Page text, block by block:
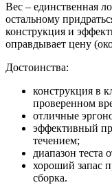
Вес – единственная
остальному
конструкция и
оправдывает цену
Достоинства:
конструкция в
проверенном
отличные
эффективный
течением;
диапазон теста
хороший запас
сборка.